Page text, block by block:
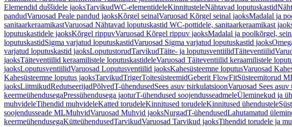
Elemendid duššidele jaoksTarvikudWC-elementideleKinnitusteleNähtavad loputuskastid
pandudVaruosad Peale pandud jaoksKõrgel seinalVaruosad Kõrgel seinal jaoksMadalal ja
sanitaarkeraamikastVaruosad Nähtavad loputuskastid WC-pottidele, sanitaarkeraamikast
loputuskastidele jaoksKõrgel rippuvVaruosad Kõrgel rippuv jaoksMadalal ja poolkõrgel,
loputuskastidSigma varjatud loputuskastidVaruosad Sigma varjatud loputuskastid jaoks
varjatud loputuskastid jaoksLoputustorudTarvikudTäite- ja loputusventiilidTäiteventiilid
jaoksTäiteventiilid keraamilistele loputuskastideleVaruosad Täiteventiilid keraamilistele
jaoksLoputusventiilidVaruosad Loputusventiilid jaoksKahesüsteemne loputusVaruosad
Kahesüsteemne loputus jaoksTarvikudTrigerToitesüsteemidGeberit FlowFitSüsteemitorud
jaoksLiitmikudRedutseerijadPõlvedT-ühendusedSees asuv tsirkulatsioonVaruosad Sees
keermeühendusegaPressühendusega jaoturT-ühendused soojendusseadmeleÜleminekud ja
muhvideleTihendid muhvideleKatted torudeleKinnitused torudeleKinnitused ühendustele
soojendusseade MLMuhvidVaruosad Muhvid jaoksNurgadT-ühendusedLahutamatud
keermeühendusegaKütteühendusedTarvikudVaruosad Tarvikud jaoksTihendid torudele ja